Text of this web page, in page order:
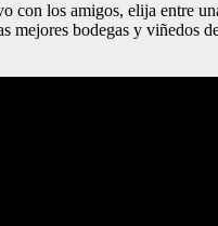
los amigos, elija entre
mejores bodegas y